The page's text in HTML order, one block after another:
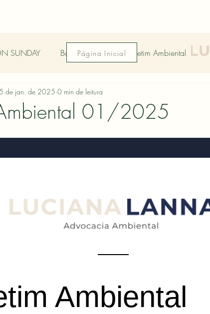
SUNDAY Boletim 2025 Boletim Ambiental
01/2025
de jan. de 2025 0 min de leitura
Página Inicial